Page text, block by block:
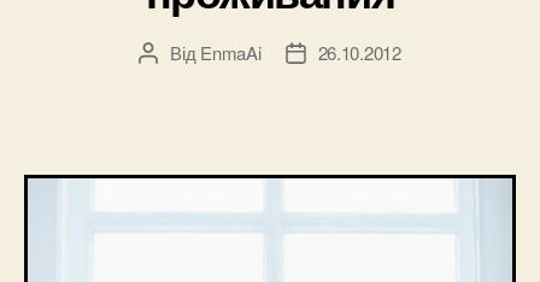
Автор
Від EnmaAi
Дата26.10.2012